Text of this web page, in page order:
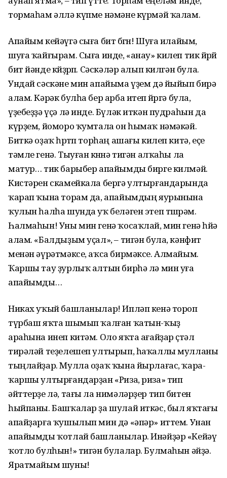
тормаһам әллә күпме нәмәне күрмәй ҡалам.
Апайым кейәүгә сыға бит бөгөн! Шуға илайым,
шуға ҡайғырам. Сыға инде, «анау» килеп тик йөрөй
бит йәнде көйҙөрөп. Сәскәләр алып килгән була.
Ундай сәскәне мин апайыма үҙем дә йыйып бирә
алам. Кәрәк булһа бер арба итеп өйөргә була,
үҙебеҙҙә үҫә лә инде. Бүләк иткән пудраһын да
күрҙем, йоморо ҡумтала он һымаҡ нәмәкәй.
Биткә оҙаҡ һөртөп торһаң ашағы килеп китә, еҫе
тәмле генә. Тыуған көнөнә тигән алҡаһы ла
матур… тик барыбер апайымды бирге килмәй.
Кистәрен скамейкала бергә ултырғандарында
ҡарап ҡына торам да, апайымдың яурынына
ҡулын һалһа шунда уҡ беләген этеп төшөрәм.
Һалмаһын! Уны мин генә ҡосаҡлай, мин генә һөйә
алам. «Балдыҙым уҫал», – тигән була, кәнфит
менән әүрәтмәксе, аҡса бирмәксе. Алмайым.
Ҡаршы тау ҙурлыҡ алтын бирһә лә мин уға
апайымды…
Никах уҡый башланылар! Ипләп кенә тороп
түрбаш яҡта шымып ҡалған ҡатын-ҡыҙ
араһына инеп китәм. Оло яҡта ағайҙар өҫтәл
тирәләй теҙелешеп ултырып, һаҡаллы мулланы
тыңлайҙар. Мулла оҙаҡ ҡына йырлағас, ҡара-
ҡаршы ултырғандарҙан «Риза, риза» тип
әйттерҙе лә, тағы ла нимәләрҙер тип битен
һыйпаны. Башҡалар ҙа шулай иткәс, был яҡтағы
апайҙарға ҡушылып мин дә «әпәр» иттем. Унан
апайымды ҡотлай башланылар. Инәйҙәр «Кейәү
ҡотло булһын!» тигән булалар. Булмаһын әйҙә.
Яратмайым шуны!